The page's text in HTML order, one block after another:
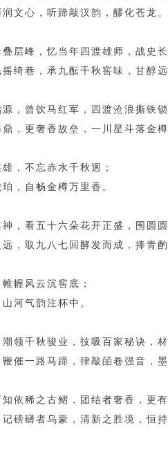
文心，听蹄敲汉韵，醪化苍龙。
层峰，忆当年四渡雄师，战史长
绮巷，承九酝千秋窖味，甘醇远
，曾饮马红军，四渡沧浪撕铁锁
，更奢香故垒，一川星斗落金樽
，不忘赤水千秋迥；
，自畅金樽万里香。
，看五十六朵花开正盛，围圆圆
，取九八七回酵发而成，捧青酌
幄风云沉窖底；
河气韵注杯中。
领千秋骏业，技吸百家秘诀，
催一路马蹄，律敲皕卷强音，
依稀之古鳛，团结者奢香，更
磅礴者乌蒙，清新之胜境，恒